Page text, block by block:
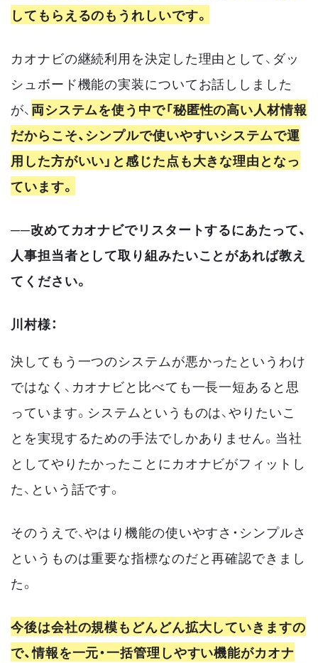
してもらえるのもうれしいです。
カオナビの継続利用を決定した理由として、ダッ
シュボード機能の実装についてお話ししました
が、両システムを使う中で「秘匿性の高い人材情報
だからこそ、シンプルで使いやすいシステムで運
用した方がいい」と感じた点も大きな理由となっ
ています。
──改めてカオナビでリスタートするにあたって、
人事担当者として取り組みたいことがあれば教え
てください。
川村様：
決してもう一つのシステムが悪かったというわけ
ではなく、カオナビと比べても一長一短あると思
っています。システムというものは、やりたいこ
とを実現するための手法でしかありません。当社
としてやりたかったことにカオナビがフィットし
た、という話です。
そのうえで、やはり機能の使いやすさ・シンプルさ
というものは重要な指標なのだと再確認できまし
た。
今後は会社の規模もどんどん拡大していきますの
で、情報を一元・一括管理しやすい機能がカオナ